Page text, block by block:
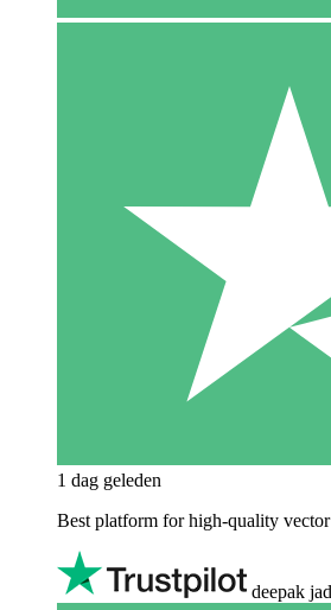
1 dag geleden
Best platform for high-quality vector
deepak